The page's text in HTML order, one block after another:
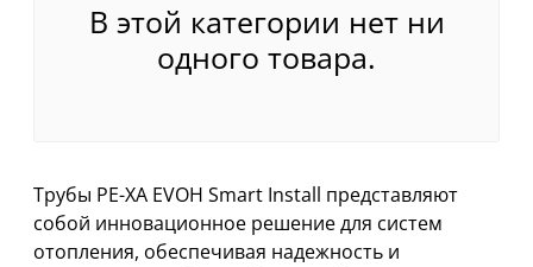
В этой категории нет ни
одного товара.
Трубы PE-XA EVOH Smart Install представляют
собой инновационное решение для систем
отопления, обеспечивая надежность и